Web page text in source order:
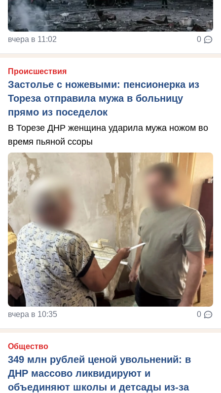
вчера в 11:02 0
Происшествия
Застолье с ножевыми: пенсионерка из
Тореза отправила мужа в больницу
прямо из поседелок
В Торезе ДНР женщина ударила мужа ножом во
время пьяной ссоры
вчера в 10:35 0
Общество
349 млн рублей ценой увольнений: в
ДНР массово ликвидируют и
объединяют школы и детсады из-за